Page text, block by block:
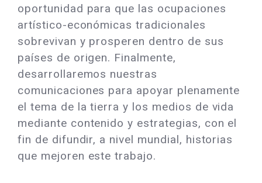
oportunidad para que las ocupaciones
artístico-económicas tradicionales
sobrevivan y prosperen dentro de sus
países de origen. Finalmente,
desarrollaremos nuestras
comunicaciones para apoyar plenamente
el tema de la tierra y los medios de vida
mediante contenido y estrategias, con el
fin de difundir, a nivel mundial, historias
que mejoren este trabajo.